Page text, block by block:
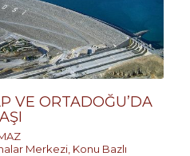
VE ORTADOĞU’DA
Merkezi Konu Bazlı